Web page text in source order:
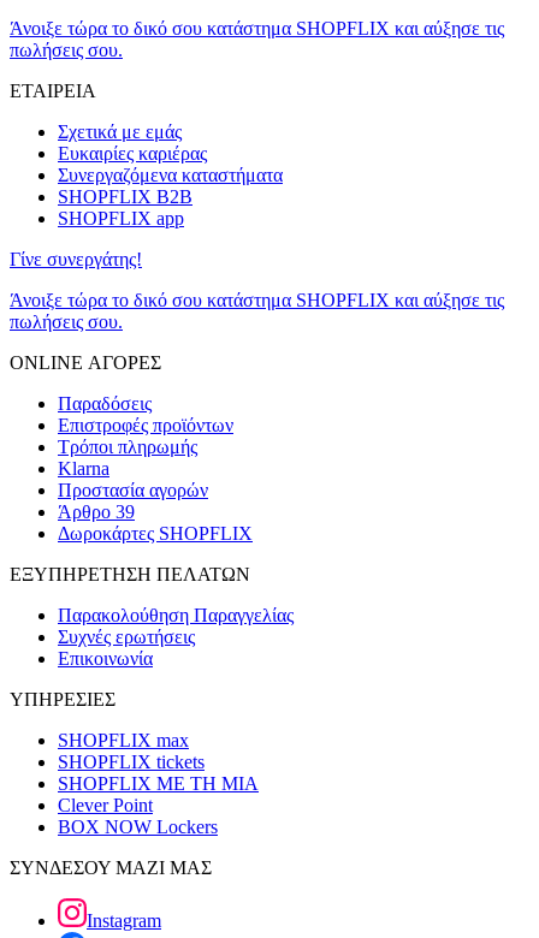
Άνοιξε τώρα το δικό σου κατάστημα SHOPFLIX και αύξησε τις
πωλήσεις σου.
ΕΤΑΙΡΕΙΑ
Σχετικά με εμάς
Ευκαιρίες καριέρας
Συνεργαζόμενα καταστήματα
SHOPFLIX B2B
SHOPFLIX app
Γίνε συνεργάτης!
Άνοιξε τώρα το δικό σου κατάστημα SHOPFLIX και αύξησε τις
πωλήσεις σου.
ONLINE ΑΓΟΡΕΣ
Παραδόσεις
Επιστροφές προϊόντων
Τρόποι πληρωμής
Klarna
Προστασία αγορών
Άρθρο 39
Δωροκάρτες SHOPFLIX
ΕΞΥΠΗΡΕΤΗΣΗ ΠΕΛΑΤΩΝ
Παρακολούθηση Παραγγελίας
Συχνές ερωτήσεις
Επικοινωνία
ΥΠΗΡΕΣΙΕΣ
SHOPFLIX max
SHOPFLIX tickets
SHOPFLIX ΜΕ ΤΗ ΜΙΑ
Clever Point
BOX NOW Lockers
ΣΥΝΔΕΣΟΥ ΜΑΖΙ ΜΑΣ
Instagram